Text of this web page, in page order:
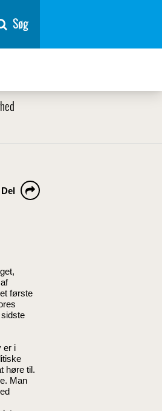
Søg
Del
første
er i
høre til.
Man